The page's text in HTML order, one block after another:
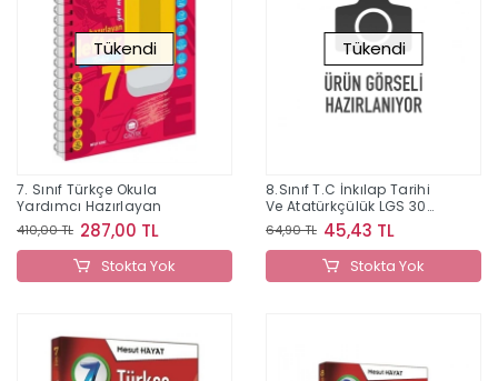
Tükendi
7. Sınıf Türkçe Okula
Yardımcı Hazırlayan
410,00 TL 287,00 TL
Stokta Yok
Tükendi
8.Sınıf T.C İnkılap Tarihi
Ve Atatürkçülük LGS 30
Kazandıran Deneme
64,90 TL 45,43 TL
Stokta Yok